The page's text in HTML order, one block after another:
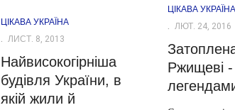
ЦІКАВА УКРАЇНА
ЛИСТ. 8, 2013
Найвисокогірніша
будівля України, в
якій жили й
ЦІКАВА УКРАЇНА
ЛЮТ. 24, 2016
Ржищеві